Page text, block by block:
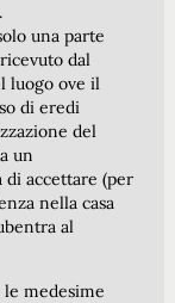
una parte
dal
luogo ove il
di eredi
del
un
accettare (per
nella casa
al
medesime